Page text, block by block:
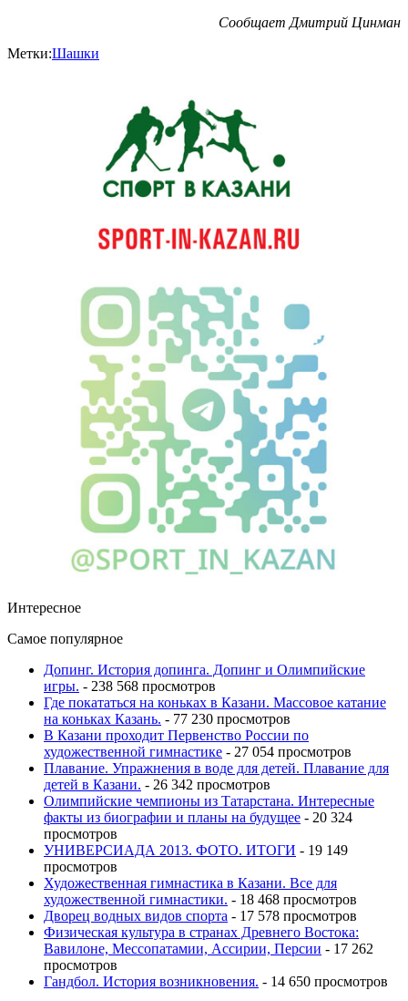
Сообщает Дмитрий Цинман
Метки:Шашки
Интересное
Самое популярное
Допинг. История допинга. Допинг и Олимпийские
игры. - 238 568 просмотров
Где покататься на коньках в Казани. Массовое катание
на коньках Казань. - 77 230 просмотров
В Казани проходит Первенство России по
художественной гимнастике - 27 054 просмотров
Плавание. Упражнения в воде для детей. Плавание для
детей в Казани. - 26 342 просмотров
Олимпийские чемпионы из Татарстана. Интересные
факты из биографии и планы на будущее - 20 324
просмотров
УНИВЕРСИАДА 2013. ФОТО. ИТОГИ - 19 149
просмотров
Художественная гимнастика в Казани. Все для
художественной гимнастики. - 18 468 просмотров
Дворец водных видов спорта - 17 578 просмотров
Физическая культура в странах Древнего Востока:
Вавилоне, Мессопатамии, Ассирии, Персии - 17 262
просмотров
Гандбол. История возникновения. - 14 650 просмотров